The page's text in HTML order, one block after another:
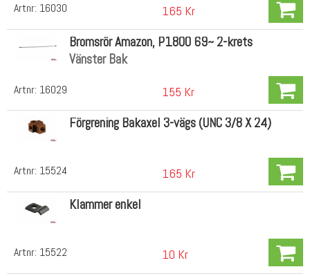
Artnr: 16030 165 Kr
Artnr: 16029
Bromsrör Amazon, P1800 69~ 2-krets
Vänster Bak
155 Kr
Artnr: 15524
Förgrening Bakaxel 3-vägs (UNC 3/8 X 24)
165 Kr
Artnr: 15522
Klammer enkel
10 Kr